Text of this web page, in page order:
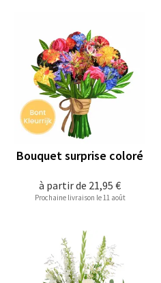
à partir de 21,95 €
Bouquet surprise coloré
Prochaine livraison le 11 août